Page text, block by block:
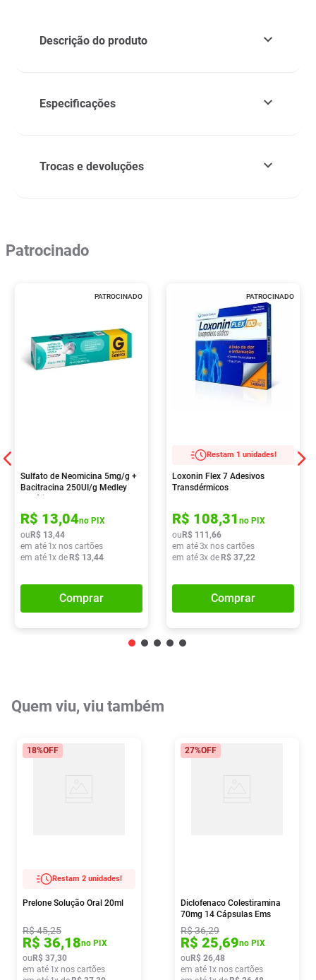
Descrição do produto
Especificações
Trocas e devoluções
Patrocinado
PATROCINADO
Sulfato de Neomicina 5mg/g +
Bacitracina 250UI/g Medley
Dermatológica 15g
R$ 13,04no PIX
ou R$ 13,44
em até 1x nos cartões
em até 1x de R$ 13,44
Comprar
PATROCINADO
Restam 1 unidades!
Loxonin Flex 7 Adesivos
Transdérmicos
R$ 108,31 no PIX
ou R$ 111 ,66
em até3x nos cartões
em até3x de R$ 37,22
Comprar
Quem viu, viu também
18%OFF
Restam 2 unidades!
Prelone Solução Oral 20ml
R$45,25
R$ 36,18no PIX
ou R$ 37,30
em até 1x nos cartões
27%OFF
Diclofenaco Colestiramina
70mg 14 Cápsulas Ems
R$36,29
R$ 25,69no PIX
ou R$ 26,48
em até 1x nos cartões